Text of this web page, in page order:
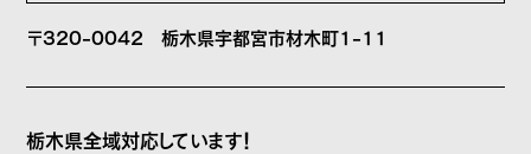
〒320-0042栃木県宇都宮市材木町1-11
栃木県全域対応しています！